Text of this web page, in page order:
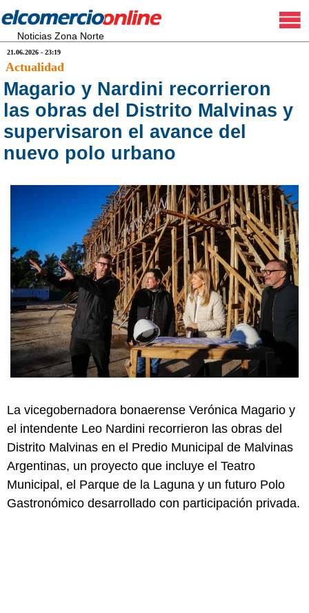
Noticias Zona Norte
21.06.2026 - 23:19
Actualidad
Magario y Nardini recorrieron
las obras del Distrito Malvinas y
supervisaron el avance del
nuevo polo urbano
La vicegobernadora bonaerense Verónica Magario y
el intendente Leo Nardini recorrieron las obras del
Distrito Malvinas en el Predio Municipal de Malvinas
Argentinas, un proyecto que incluye el Teatro
Municipal, el Parque de la Laguna y un futuro Polo
Gastronómico desarrollado con participación privada.